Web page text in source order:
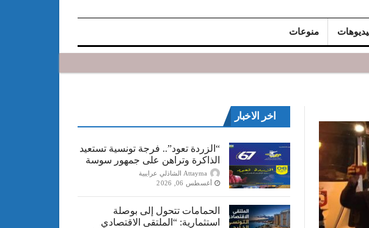
منوعات
اخر الاخبار
“الزردة تعود”.. فرجة تونسية تستعيد
الذاكرة وتراهن على جمهور سوسة
Attayma الشاذلي عرايبية
أغسطس 06, 2026
الحمامات تتحول إلى بوصلة
استثمارية: “الملتقى الاقتصادي